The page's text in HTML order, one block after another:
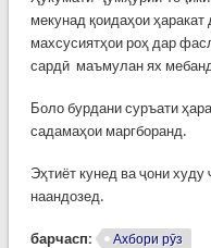
мекунад қоидаҳои
махсусиятҳои роҳ дар
сардӣ маъмулан ях
Боло бурдани суръати
садамаҳои маргборанд.
Эҳтиёт кунед ва ҷони
наандозед.
барчасп: Ахбори рӯз